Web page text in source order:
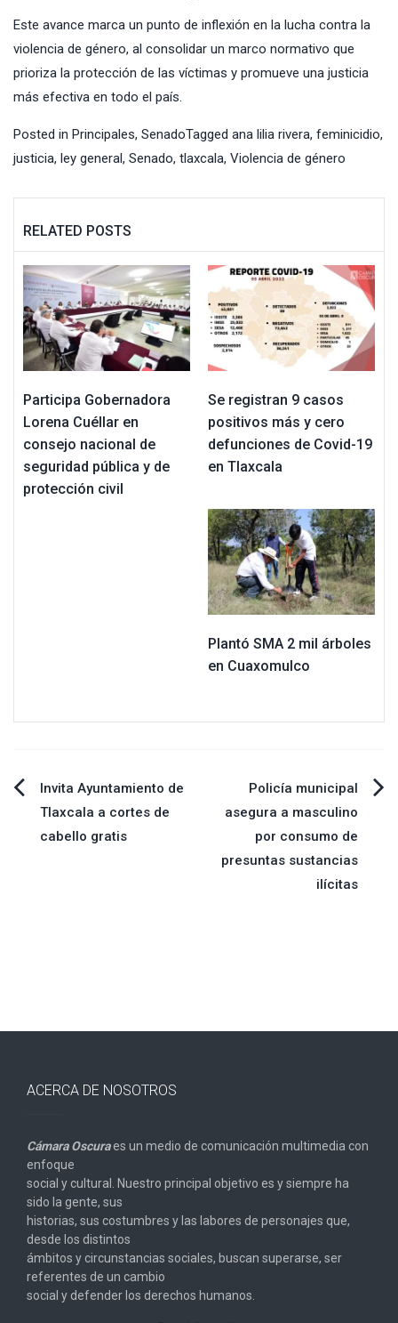
Este avance marca un punto de inflexión en la lucha contra la
violencia de género, al consolidar un marco normativo que
prioriza la protección de las víctimas y promueve una justicia
más efectiva en todo el país.
Posted in Principales, SenadoTagged ana lilia rivera, feminicidio,
justicia, ley general, Senado, tlaxcala, Violencia de género
RELATED POSTS
Participa Gobernadora
Lorena Cuéllar en
consejo nacional de
seguridad pública y de
protección civil
Se registran 9 casos
positivos más y cero
defunciones de Covid-19
en Tlaxcala
Plantó SMA 2 mil árboles
en Cuaxomulco
Navegación
de
Invita Ayuntamiento de
Tlaxcala a cortes de
cabello gratis
Policía municipal
asegura a masculino
por consumo de
presuntas sustancias
ilícitas
ACERCA DE NOSOTROS
Cámara Oscuraes un medio de comunicación multimedia con
enfoque
social y cultural. Nuestro principal objetivo es y siempre ha
sido la gente, sus
historias, sus costumbres y las labores de personajes que,
desde los distintos
ámbitos y circunstancias sociales, buscan superarse, ser
referentes de un cambio
social y defender los derechos humanos.